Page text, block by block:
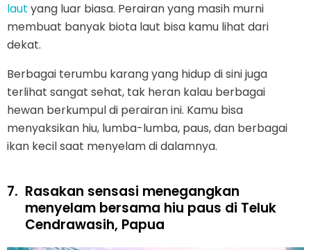
laut yang luar biasa. Perairan yang masih murni
membuat banyak biota laut bisa kamu lihat dari
dekat.
Berbagai terumbu karang yang hidup di sini juga
terlihat sangat sehat, tak heran kalau berbagai
hewan berkumpul di perairan ini. Kamu bisa
menyaksikan hiu, lumba-lumba, paus, dan berbagai
ikan kecil saat menyelam di dalamnya.
7. Rasakan sensasi menegangkan
menyelam bersama hiu paus di Teluk
Cendrawasih, Papua